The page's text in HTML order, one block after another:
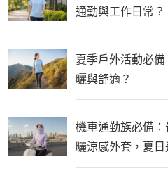
通勤與工作日常？
夏季戶外活動必
曬與舒適？
機車通勤族必備
曬涼感外套，夏